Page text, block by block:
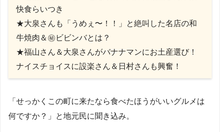
快食らいつき
★大泉さんも「うめぇ〜！！」と絶叫した名店の和
牛焼肉＆㊙ビビンバとは？
★福山さん＆大泉さんがバナナマンにお土産選び！
ナイスチョイスに設楽さん＆日村さんも興奮！
「せっかくこの町に来たなら食べたほうがいいグルメは
何ですか？」と地元民に聞き込み。